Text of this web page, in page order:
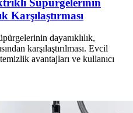
Karşılaştırması
dayanıklılık,
karşılaştırılması. Evcil
avantajları ve kullanıcı